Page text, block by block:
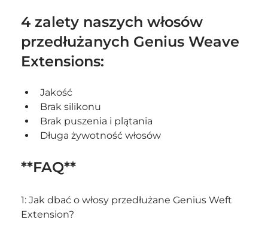
4 zalety naszych włosów
przedłużanych Genius Weave
Extensions:
Jakość
Brak silikonu
Brak puszenia i plątania
Długa żywotność włosów
**FAQ**
1: Jak dbać o włosy przedłużane Genius Weft
Extension?